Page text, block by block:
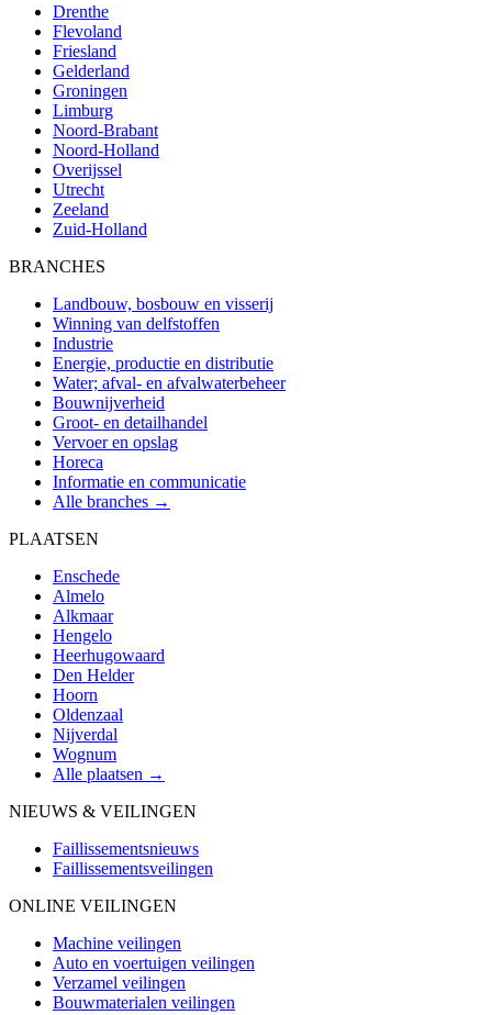
Drenthe
Flevoland
Friesland
Gelderland
Groningen
Limburg
Noord-Brabant
Noord-Holland
Overijssel
Utrecht
Zeeland
Zuid-Holland
BRANCHES
Landbouw, bosbouw en visserij
Winning van delfstoffen
Industrie
Energie, productie en distributie
Water; afval- en afvalwaterbeheer
Bouwnijverheid
Groot- en detailhandel
Vervoer en opslag
Horeca
Informatie en communicatie
Alle branches →
PLAATSEN
Enschede
Almelo
Alkmaar
Hengelo
Heerhugowaard
Den Helder
Hoorn
Oldenzaal
Nijverdal
Wognum
Alle plaatsen →
NIEUWS & VEILINGEN
Faillissementsnieuws
Faillissementsveilingen
ONLINE VEILINGEN
Machine veilingen
Auto en voertuigen veilingen
Verzamel veilingen
Bouwmaterialen veilingen